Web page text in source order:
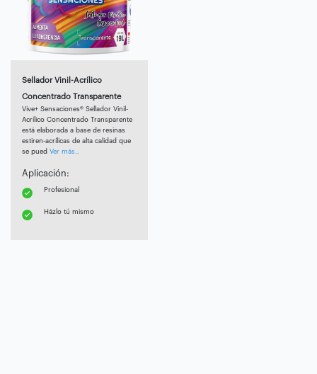
Sellador Vinil-Acrílico
Concentrado Transparente
Vive+ Sensaciones® Sellador Vinil-
Acrílico Concentrado Transparente
está elaborada a base de resinas
estiren-acrílicas de alta calidad que
se pued Ver más..
Aplicación:
Profesional
Házlo tú mismo